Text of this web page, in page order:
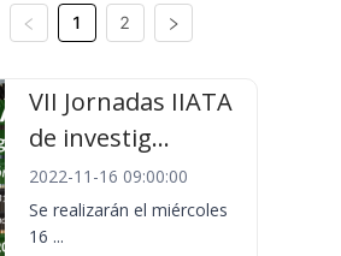
1 2
VII Jornadas IIATA
de investig...
2022-11-16 09:00:00
Se realizarán el miércoles
16 ...